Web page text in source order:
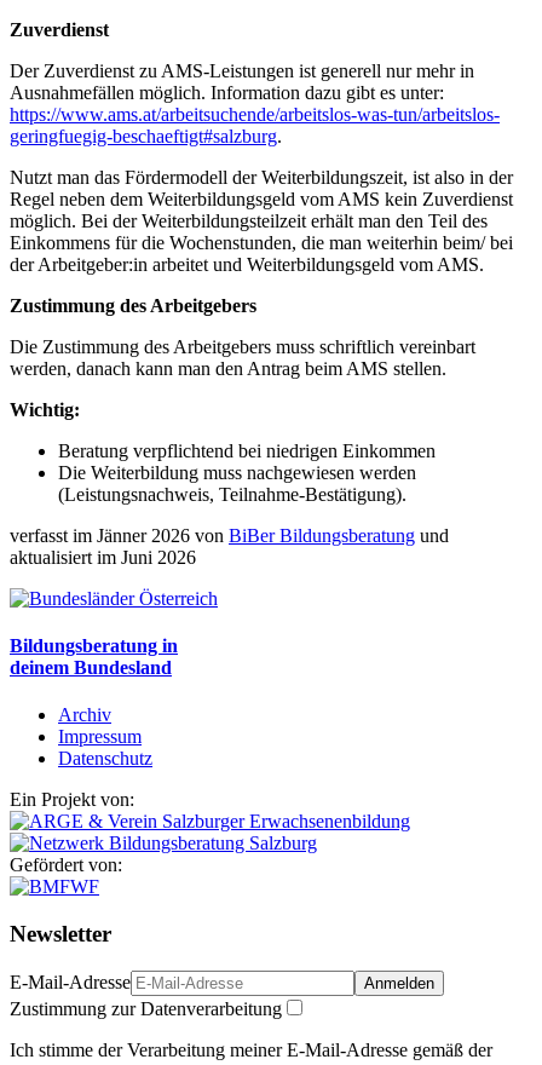
Zuverdienst
Der Zuverdienst zu AMS-Leistungen ist generell nur mehr in
Ausnahmefällen möglich. Information dazu gibt es unter:
https://www.ams.at/arbeitsuchende/arbeitslos-was-tun/arbeitslos-
geringfuegig-beschaeftigt#salzburg.
Nutzt man das Fördermodell der Weiterbildungszeit, ist also in der
Regel neben dem Weiterbildungsgeld vom AMS kein Zuverdienst
möglich. Bei der Weiterbildungsteilzeit erhält man den Teil des
Einkommens für die Wochenstunden, die man weiterhin beim/ bei
der Arbeitgeber:in arbeitet und Weiterbildungsgeld vom AMS.
Zustimmung des Arbeitgebers
Die Zustimmung des Arbeitgebers muss schriftlich vereinbart
werden, danach kann man den Antrag beim AMS stellen.
Wichtig:
Beratung verpflichtend bei niedrigen Einkommen
Die Weiterbildung muss nachgewiesen werden
(Leistungsnachweis, Teilnahme-Bestätigung).
verfasst im Jänner 2026 von BiBer Bildungsberatung und
aktualisiert im Juni 2026
Bildungsberatung in
deinem Bundesland
Archiv
Impressum
Datenschutz
Ein Projekt von:
Gefördert von:
Newsletter
E-Mail-Adresse Anmelden
Zustimmung zur Datenverarbeitung
Ich stimme der Verarbeitung meiner E-Mail-Adresse gemäß der